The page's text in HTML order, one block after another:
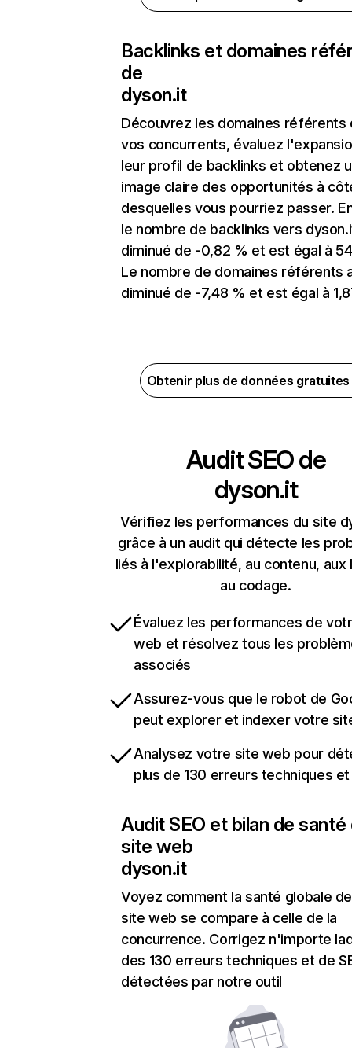
Backlinks et domaines
de
dyson.it
Découvrez les domaines référents
vos concurrents, évaluez
leur profil de backlinks et obtenez
image claire des opportunités à
desquelles vous pourriez passer.
le nombre de backlinks vers
diminué de -0,82 % et est égal à
Le nombre de domaines référents
diminué de -7,48 % et est égal à
Obtenir plus de données
Audit SEO de
dyson.it
Vérifiez les performances du site
grâce à un audit qui détecte les
liés à l'explorabilité, au contenu, aux
au codage.
Évaluez les performances de
web et résolvez tous les
associés
Assurez-vous que le robot de
peut explorer et indexer votre
Analysez votre site web pour
plus de 130 erreurs techniques et
Audit SEO et bilan de santé
site web
dyson.it
Voyez comment la santé globale
site web se compare à celle de la
concurrence. Corrigez n'importe
des 130 erreurs techniques et de
détectées par notre outil